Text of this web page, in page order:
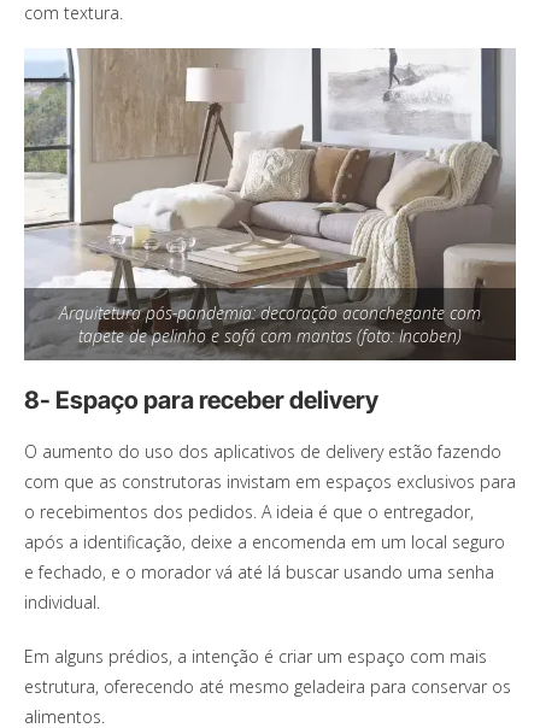
com textura.
Arquitetura pós-pandemia: decoração aconchegante com
tapete de pelinho e sofá com mantas (foto: Incoben)
8- Espaço para receber delivery
O aumento do uso dos aplicativos de delivery estão fazendo
com que as construtoras invistam em espaços exclusivos para
o recebimentos dos pedidos. A ideia é que o entregador,
após a identificação, deixe a encomenda em um local seguro
e fechado, e o morador vá até lá buscar usando uma senha
individual.
Em alguns prédios, a intenção é criar um espaço com mais
estrutura, oferecendo até mesmo geladeira para conservar os
alimentos.